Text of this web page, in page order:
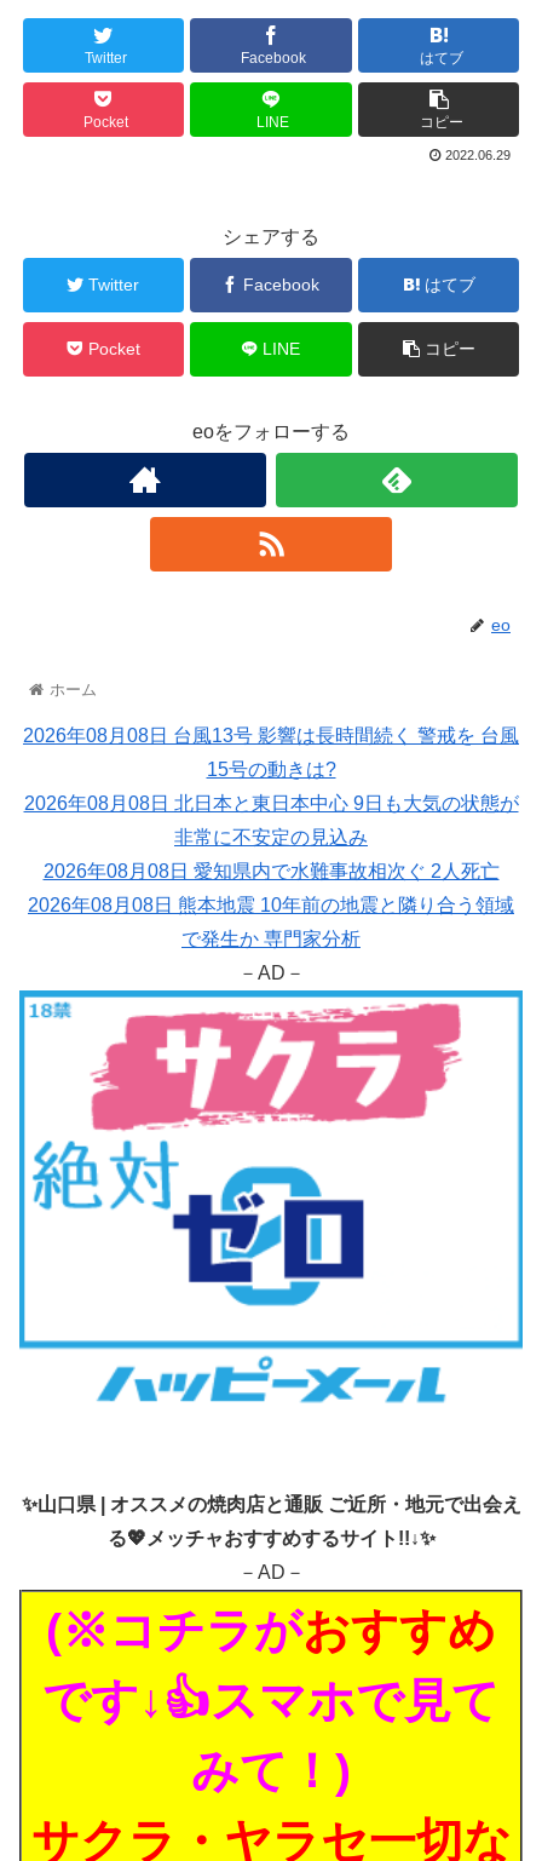
Twitter Facebook はてブ
Pocket LINE コピー
2022.06.29
シェアする
Twitter Facebook はてブ
Pocket LINE コピー
eoをフォローする
eo
ホーム
2026年08月08日 台風13号 影響は長時間続く 警戒を 台風
15号の動きは?
2026年08月08日 北日本と東日本中心 9日も大気の状態が
非常に不安定の見込み
2026年08月08日 愛知県内で水難事故相次ぐ 2人死亡
2026年08月08日 熊本地震 10年前の地震と隣り合う領域
で発生か 専門家分析
－AD－
✨山口県 | オススメの焼肉店と通販 ご近所・地元で出会え
る💖メッチャおすすめするサイト!!↓✨
－AD－
(※コチラがおすすめ
です↓👍スマホで見て
みて！)
サクラ・ヤラセ一切な